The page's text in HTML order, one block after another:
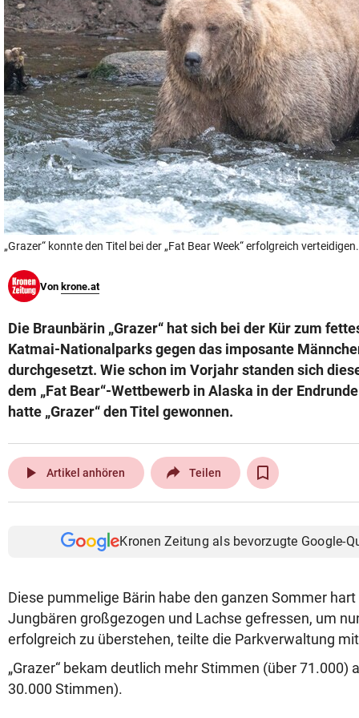
© Krone Multimedia GmbH & Co KG 2026
Muthgasse 2, 1190 Wien
„Grazer“ konnte den Titel bei der „Fat Bear Week“ erfolgreich verteidigen.
Von krone.at
Die Braunbärin „Grazer“ hat sich bei der Kür zum
Katmai-Nationalparks gegen das imposante
durchgesetzt. Wie schon im Vorjahr standen sich
dem „Fat Bear“-Wettbewerb in Alaska in der
hatte „Grazer“ den Titel gewonnen.
play_arrow Artikel anhören Teilen
Kronen Zeitung als bevorzugte Google-
Diese pummelige Bärin habe den ganzen Sommer
Jungbären großgezogen und Lachse gefressen, um
erfolgreich zu überstehen, teilte die Parkverwaltung
„Grazer“ bekam deutlich mehr Stimmen (über 71.000)
30.000 Stimmen).